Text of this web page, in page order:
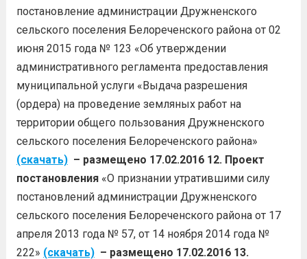
постановление администрации Дружненского
сельского поселения Белореченского района от 02
июня 2015 года № 123 «Об утверждении
административного регламента предоставления
муниципальной услуги «Выдача разрешения
(ордера) на проведение земляных работ на
территории общего пользования Дружненского
сельского поселения Белореченского района»
(скачать)– размещено 17.02.2016 12. Проект
постановления«О признании утратившими силу
постановлений администрации Дружненского
сельского поселения Белореченского района от 17
апреля 2013 года № 57, от 14 ноября 2014 года №
222» (скачать)– размещено 17.02.2016 13.